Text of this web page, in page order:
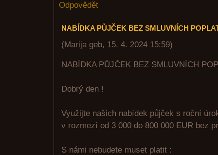
Odpovědět
NABÍDKA PŮJČEK BEZ SMLUVNÍCH
(Marija geb, 15. 4. 2024 15:59)
NABÍDKA PŮJČEK BEZ SMLUVNÍCH
Dobrý den !
Využijte našich nabídek půjček s roční
v rozmezí od 3 000 do 800 000 EUR bez
S námi nebudete muset platit :